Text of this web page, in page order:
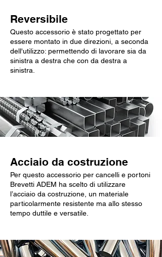
Reversibile
Questo accessorio è stato progettato per
essere montato in due direzioni, a seconda
dell'utilizzo: permettendo di lavorare sia da
sinistra a destra che con da destra a
sinistra.
Acciaio da costruzione
Per questo accessorio per cancelli e portoni
Brevetti ADEM ha scelto di utilizzare
l’acciaio da costruzione, un materiale
particolarmente resistente ma allo stesso
tempo duttile e versatile.